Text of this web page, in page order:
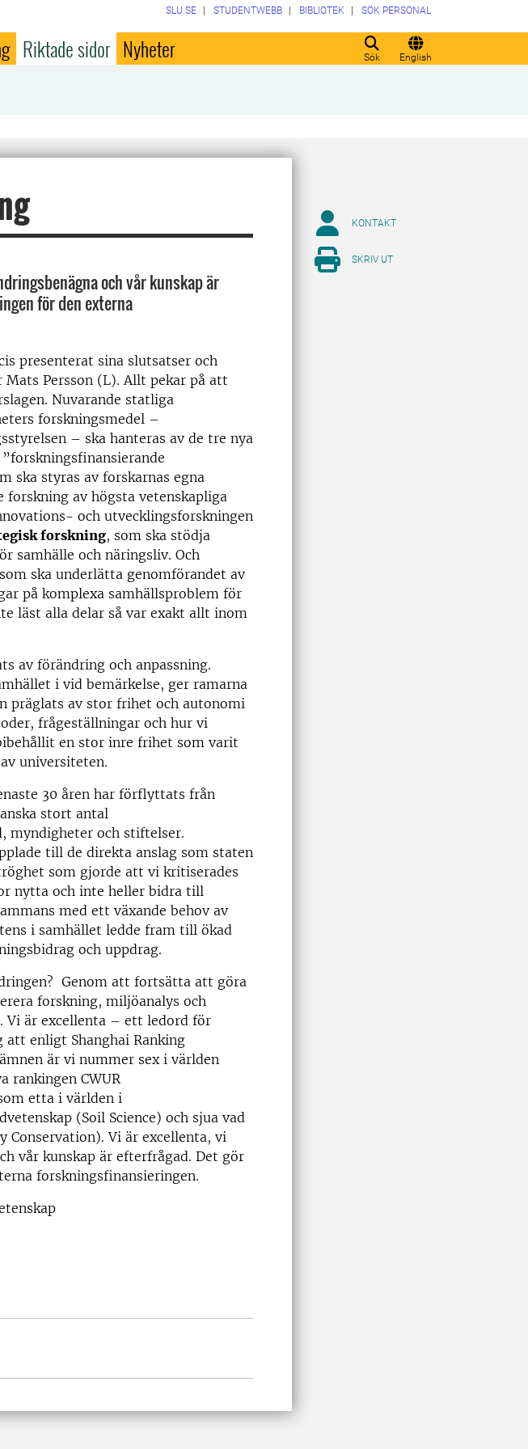
Sök English
SLU.SE STUDENTWEBB BIBLIOTEK SÖK PERSONAL
Riktade sidor Nyheter
och vår kunskap är
för den externa
presenterat sina slutsatser och
Persson (L). Allt pekar på att
Nuvarande statliga
forskningsmedel –
– ska hanteras av de tre nya
ska styras av forskarnas egna
av högsta vetenskapliga
och utvecklingsforskningen
forskning, som ska stödja
samhälle och näringsliv. Och
ska underlätta genomförandet av
på komplexa samhällsproblem för
läst alla delar så var exakt allt inom
av förändring och anpassning.
i vid bemärkelse, ger ramarna
präglats av stor frihet och autonomi
frågeställningar och hur vi
en stor inre frihet som varit
universiteten.
30 åren har förflyttats från
stort antal
myndigheter och stiftelser.
till de direkta anslag som staten
som gjorde att vi kritiserades
nytta och inte heller bidra till
med ett växande behov av
i samhället ledde fram till ökad
och uppdrag.
Genom att fortsätta att göra
forskning, miljöanalys och
är excellenta – ett ledord för
enligt Shanghai Ranking
är vi nummer sex i världen
rankingen CWUR
etta i världen i
(Soil Science) och sjua vad
Vi är excellenta, vi
vår kunskap är efterfrågad. Det gör
forskningsfinansieringen.
KONTAKT
SKRIV UT